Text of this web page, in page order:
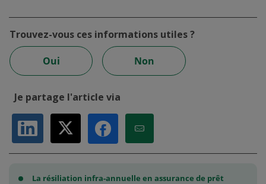
Trouvez-vous ces informations utiles ?
Oui Non
Je partage l'article via
Partager sur LinkedIn
Partager sur XPartager sur Facebook
Partager par Email
La résiliation infra-annuelle en assurance de prêt